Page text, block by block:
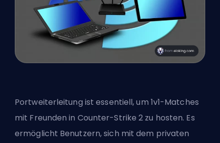
Portweiterleitung ist essentiell, um 1v1-Matches
mit Freunden in Counter-Strike 2 zu hosten. Es
ermöglicht Benutzern, sich mit dem privaten